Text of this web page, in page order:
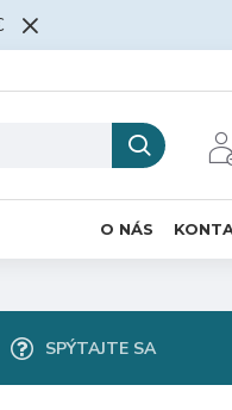
O NÁS
SPÝTAJTE SA